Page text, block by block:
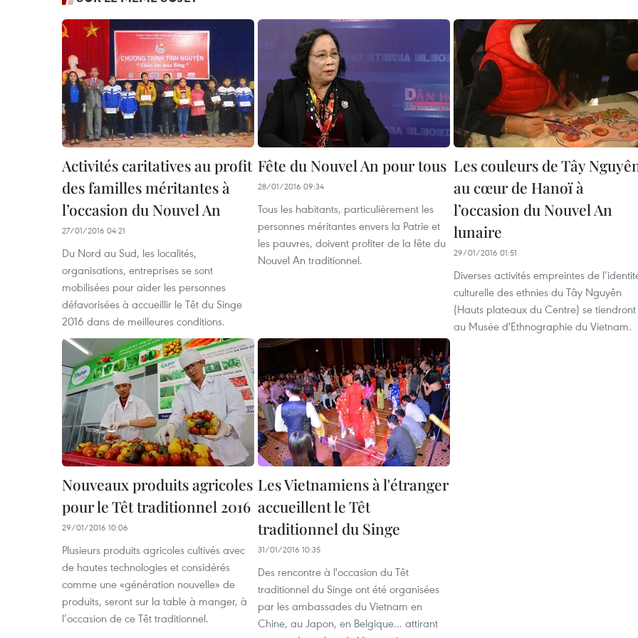
Activités caritatives au profit
des familles méritantes à
l’occasion du Nouvel An
27/01/2016 04:21
Du Nord au Sud, les localités,
organisations, entreprises se sont
mobilisées pour aider les personnes
défavorisées à accueillir le Têt du Singe
2016 dans de meilleures conditions.
Fête du Nouvel An pour tous
28/01/2016 09:34
Tous les habitants, particulièrement les
personnes méritantes envers la Patrie et
les pauvres, doivent profiter de la fête du
Nouvel An traditionnel.
Les couleurs de Tây
au cœur de Hanoï à
l’occasion du Nouvel An
lunaire
29/01/2016 01:51
Diverses activités empreintes de
culturelle des ethnies du Tây Nguyên
(Hauts plateaux du Centre) se tiendront
au Musée d'Ethnographie du Vietnam.
Nouveaux produits agricoles
pour le Têt traditionnel 2016
29/01/2016 10:06
Plusieurs produits agricoles cultivés avec
de hautes technologies et considérés
comme une «génération nouvelle» de
produits, seront sur la table à manger, à
l’occasion de ce Têt traditionnel.
Les Vietnamiens à l'étranger
accueillent le Têt
traditionnel du Singe
31/01/2016 10:35
Des rencontre à l'occasion du Têt
traditionnel du Singe ont été organisées
par les ambassades du Vietnam en
Chine, au Japon, en Belgique... attirant